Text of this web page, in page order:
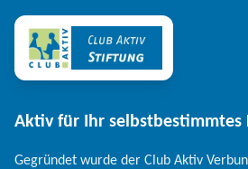
Aktiv für Ihr selbstbestimmtes
Gegründet wurde der Club Aktiv